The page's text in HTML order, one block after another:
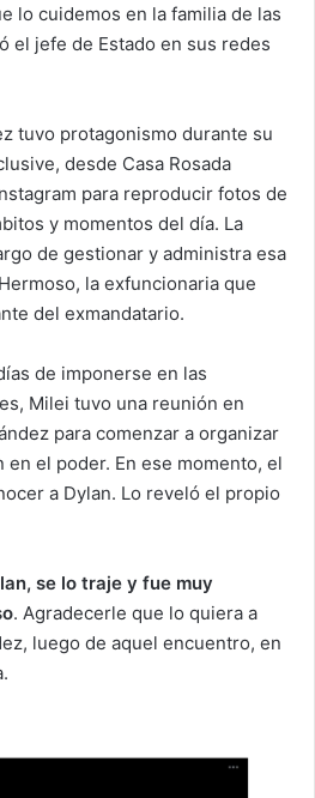
lo cuidemos en la familia de las
el jefe de Estado en sus redes
tuvo protagonismo durante su
desde Casa Rosada
para reproducir fotos de
y momentos del día. La
de gestionar y administra esa
la exfuncionaria que
del exmandatario.
de imponerse en las
Milei tuvo una reunión en
para comenzar a organizar
el poder. En ese momento, el
a Dylan. Lo reveló el propio
se lo traje y fue muy
. Agradecerle que lo quiera a
luego de aquel encuentro, en